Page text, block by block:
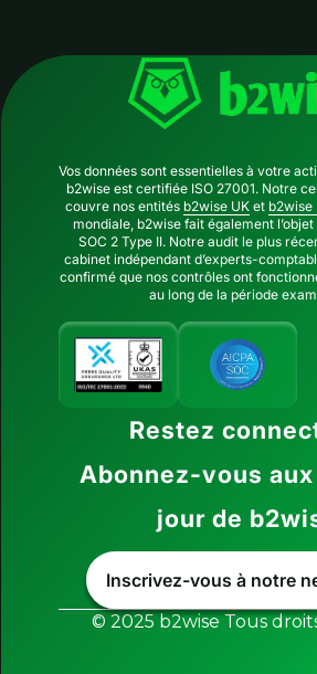
Vos données sont essentielles à votre
b2wise est certifiée ISO 27001. Notre
couvre nos entités b2wise UK et b2wise
mondiale, b2wise fait également l’objet
SOC 2 Type II. Notre audit le plus
cabinet indépendant d’experts-
confirmé que nos contrôles ont
au long de la période
Restez
Abonnez-vous aux
jour de
Inscrivez-vous à notre
© 2025 b2wise Tous